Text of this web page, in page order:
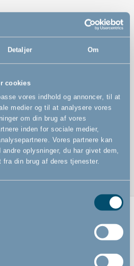
Detaljer Om
cookies
vores indhold og annoncer, til at
medier og til at analysere vores
om din brug af vores
inden for sociale medier,
Vores partnere kan
oplysninger, du har givet dem,
din brug af deres tjenester.
og til barnet er cirka otte
sørger for at den sidder godt fast i
dit barn under badet